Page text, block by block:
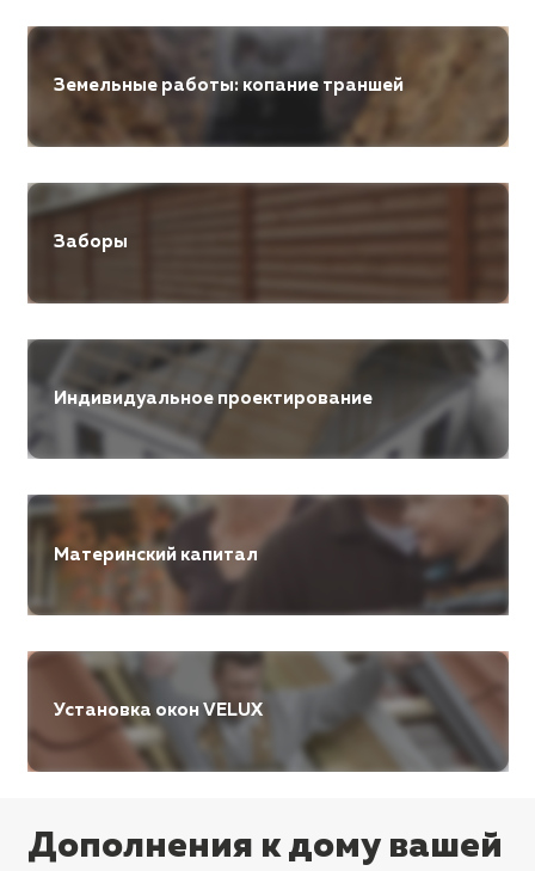
Земельные работы: копание траншей
Заборы
Индивидуальное проектирование
Материнский капитал
Установка окон VELUX
Дополнения к дому вашей